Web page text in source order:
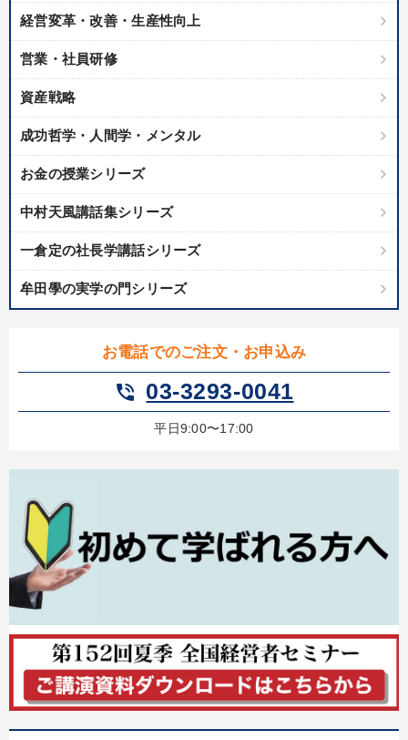
経営変革・改善・生産性向上
営業・社員研修
資産戦略
成功哲学・人間学・メンタル
お金の授業シリーズ
中村天風講話集シリーズ
一倉定の社長学講話シリーズ
牟田學の実学の門シリーズ
お電話でのご注文・お申込み
phone_in_talk 03-3293-0041
平日9:00〜17:00